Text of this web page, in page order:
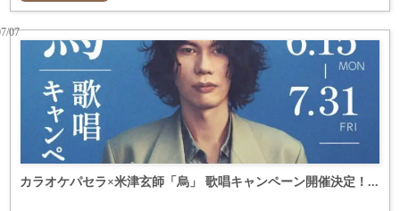
カラオケパセラ×米津玄師「烏」 歌唱キャンペーン開催決定！...
07